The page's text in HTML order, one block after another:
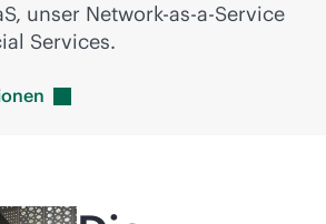
unser Network-as-a-Service
Services.